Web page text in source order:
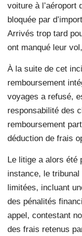
voiture à l’aéroport
bloquée par
Arrivés trop tard
ont manqué leur
À la suite de cet
remboursement
voyages a refusé,
responsabilité des
remboursement
déduction de frais
Le litige a alors été
instance, le
limitées, incluant
des pénalités
appel, contestant
des frais retenus